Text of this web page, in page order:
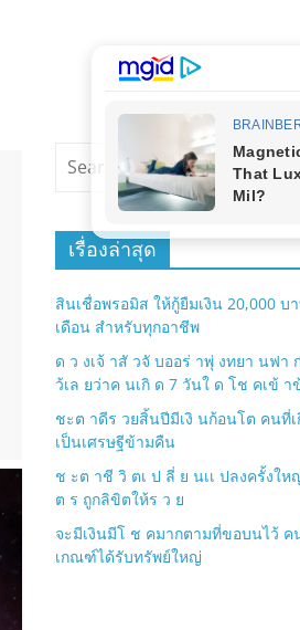
เรื่องล่าสุด
สินเชื่อพรอมิส ให้กู้ยืมเงิน 20,000 บ
เดือน สำหรับทุกอาชีพ
ด ว งเจ้ าสั วจั บออร่ าพุ่ งทยา นฟา
ว้เล ยว่าค นเกิ ด 7 วันใ ด โช คเข้ า
ชะต าดีร วยสิ้นปีมีเงิ นก้อนโต คนที่
เป็นเศรษฐีข้ามคืน
ช ะต าชี วิ ตเ ป ลี่ ย นเเ ปลงครั้งใ
ต ร ถูกลิขิตให้ร ว ย
จะมีเงินมีโ ช คมากตามที่ขอบนไว้ ค
เกณฑ์ได้รับทรัพย์ใหญ่